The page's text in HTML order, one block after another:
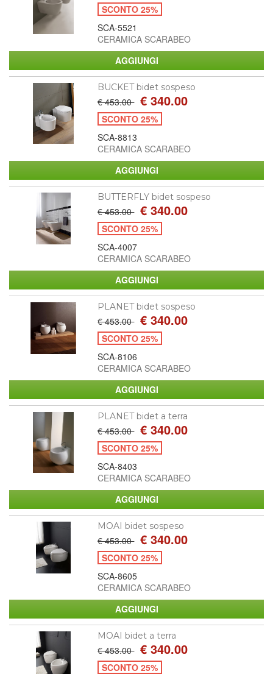
SCONTO 25%
SCA-5521
CERAMICA SCARABEO
BUCKET bidet sospeso
€ 453.00 € 340.00
SCONTO 25%
SCA-8813
CERAMICA SCARABEO
BUTTERFLY bidet sospeso
€ 453.00 € 340.00
SCONTO 25%
SCA-4007
CERAMICA SCARABEO
PLANET bidet sospeso
€ 453.00 € 340.00
SCONTO 25%
SCA-8106
CERAMICA SCARABEO
PLANET bidet a terra
€ 453.00 € 340.00
SCONTO 25%
SCA-8403
CERAMICA SCARABEO
MOAI bidet sospeso
€ 453.00 € 340.00
SCONTO 25%
SCA-8605
CERAMICA SCARABEO
MOAI bidet a terra
€ 453.00 € 340.00
SCONTO 25%